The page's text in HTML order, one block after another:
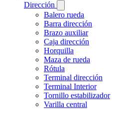
Dirección
Balero rueda
Barra dirección
Brazo auxiliar
Caja dirección
Horquilla
Maza de rueda
Rótula
Terminal dirección
Terminal Interior
Tornillo estabilizador
Varilla central